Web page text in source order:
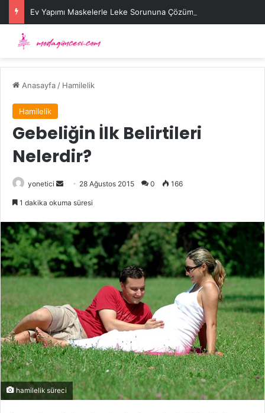
Ev Yapımı Maskelerle Leke Sorununa Çözüm Önerileri
Anasayfa / Hamilelik
Hamilelik
Gebeliğin İlk Belirtileri
Nelerdir?
yonetici
Bir
göndermek
28 Ağustos 2015 0 166
1 dakika okuma süresi
hamilelik süreci